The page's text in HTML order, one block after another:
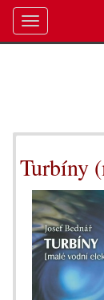
Turbíny
Toggle
navigation